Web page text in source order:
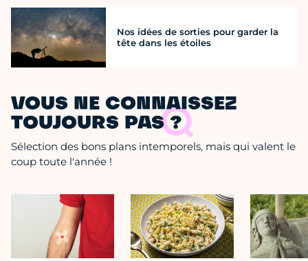
Nos idées de sorties pour garder la
tête dans les étoiles
VOUS NE CONNAISSEZ
TOUJOURS PAS ?
Sélection des bons plans intemporels, mais qui valent le
coup toute l'année !